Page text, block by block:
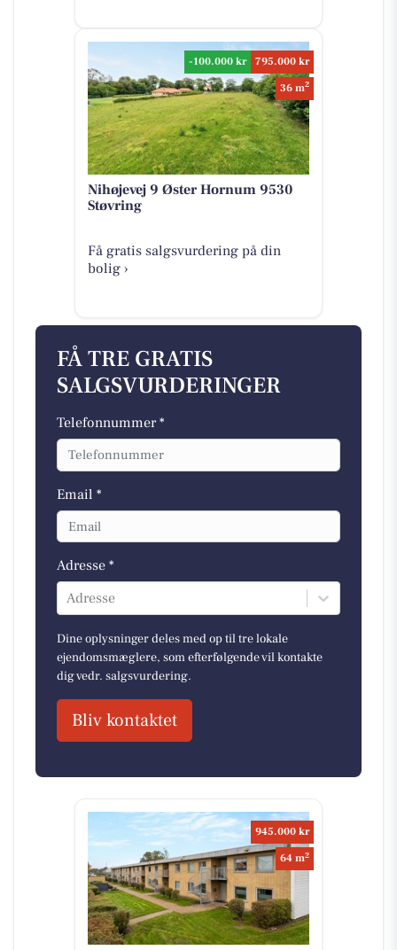
-100.000 kr
795.000 kr
36 m2
Nihøjevej 9 Øster Hornum 9530
Støvring
Få gratis salgsvurdering på din
bolig ›
FÅ TRE GRATIS
SALGSVURDERINGER
Telefonnummer *
Email *
Adresse *
Adresse
Dine oplysninger deles med op til tre lokale
ejendomsmæglere, som efterfølgende vil kontakte
dig vedr. salgsvurdering.
Bliv kontaktet
945.000 kr
64 m2